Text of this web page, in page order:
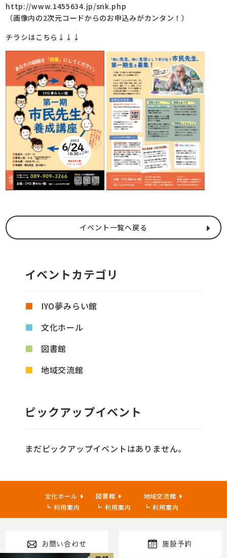
http://www.1455634.jp/snk.php
（画像内の2次元コードからのお申込みがカンタン！）
チラシはこちら↓↓↓
イベント一覧へ戻る
イベントカテゴリ
IYO夢みらい館
文化ホール
図書館
地域交流館
ピックアップイベント
まだピックアップイベントはありません。
文化ホール
利用案内
図書館
利用案内
地域交流館
利用案内
お問い合わせ 施設予約